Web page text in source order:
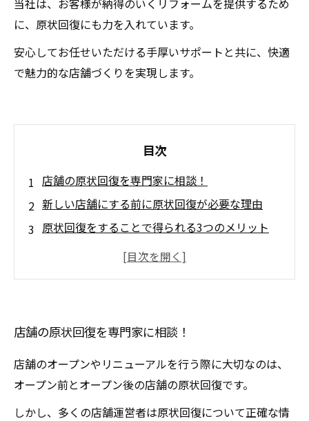
当社は、お客様が納得のいくリフォームを提供するため
に、原状回復にも力を入れています。
安心してお任せいただける手厚いサポートと共に、快適
で魅力的な店舗づくりを実現します。
目次
店舗の原状回復を専門家に相談！
新しい店舗にする前に原状回復が必要な理由
原状回復をすることで得られる3つのメリット
原状回復作業の流れと料金について知ろう
店舗の原状回復を専門家に相談！
店舗のオープンやリニューアルを行う際に大切なのは、
オープン前とオープン後の店舗の原状回復です。
しかし、多くの店舗運営者は原状回復について正確な情